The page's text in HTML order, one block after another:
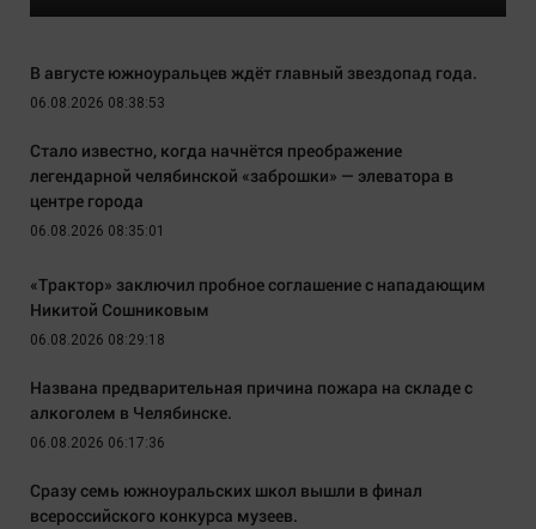
В августе южноуральцев ждёт главный звездопад года.
06.08.2026 08:38:53
Стало известно, когда начнётся преображение
легендарной челябинской «заброшки» — элеватора в
центре города
06.08.2026 08:35:01
«Трактор» заключил пробное соглашение с нападающим
Никитой Сошниковым
06.08.2026 08:29:18
Названа предварительная причина пожара на складе с
алкоголем в Челябинске.
06.08.2026 06:17:36
Сразу семь южноуральских школ вышли в финал
всероссийского конкурса музеев.